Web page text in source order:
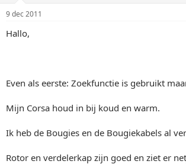
t
a
r
9 dec 2011
Hallo,
Even als eerste: Zoekfunctie is gebruikt
Mijn Corsa houd in bij koud en warm.
Ik heb de Bougies en de Bougiekabels al
Rotor en verdelerkap zijn goed en ziet er